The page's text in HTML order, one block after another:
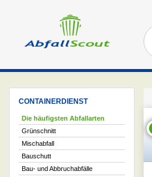
CONTAINERDIENST
Die häufigsten Abfallarten
Grünschnitt
Mischabfall
Bauschutt
Bau- und Abbruchabfälle